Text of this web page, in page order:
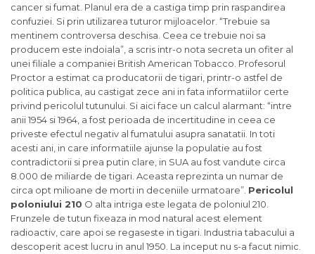
cancer si fumat. Planul era de a castiga timp prin raspandirea
confuziei. Si prin utilizarea tuturor mijloacelor. “Trebuie sa
mentinem controversa deschisa. Ceea ce trebuie noi sa
producem este indoiala”, a scris intr-o nota secreta un ofiter al
unei filiale a companiei British American Tobacco. Profesorul
Proctor a estimat ca producatorii de tigari, printr-o astfel de
politica publica, au castigat zece ani in fata informatiilor certe
privind pericolul tutunului. Si aici face un calcul alarmant: “intre
anii 1954 si 1964, a fost perioada de incertitudine in ceea ce
priveste efectul negativ al fumatului asupra sanatatii. In toti
acesti ani, in care informatiile ajunse la populatie au fost
contradictorii si prea putin clare, in SUA au fost vandute circa
8.000 de miliarde de tigari. Aceasta reprezinta un numar de
circa opt milioane de morti in deceniile urmatoare”. Pericolul
poloniului 210 O alta intriga este legata de poloniul 210.
Frunzele de tutun fixeaza in mod natural acest element
radioactiv, care apoi se regaseste in tigari. Industria tabacului a
descoperit acest lucru in anul 1950. La inceput nu s-a facut nimic.